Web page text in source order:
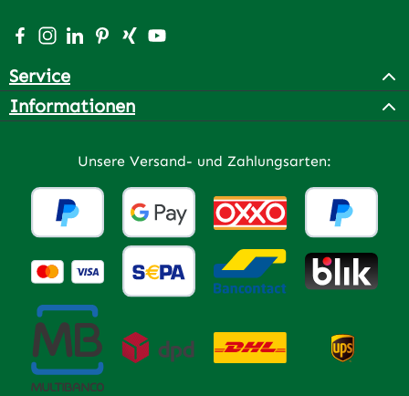
Besuche uns auf Facebook – öffnet in neuem Tab
Schau auf Instagram vorbei – öffnet in neuem Tab
Vernetze dich mit uns auf LinkedIn – öffnet in
Lass dich auf Pinterest inspirieren – öffnet
Vernetze dich mit uns auf Xing – öffnet
Sieh dir unsere Videos auf YouTube
Service
Informationen
Unsere Versand- und Zahlungsarten: